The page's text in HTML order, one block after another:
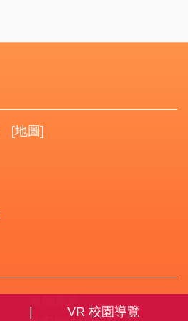
VR 校園導覽
[地圖]